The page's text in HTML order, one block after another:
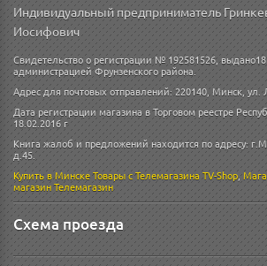
Индивидуальный предприниматель
Иосифович
Свидетельство о регистрации № 192581526,
администрацией Фрунзенского района.
Адрес для почтовых отправлений: 220140, Минск, ул.
Дата регистрации магазина в Торговом реестре
18.02.2016 г
Книга жалоб и предложений находится по адресу:
д.45.
Купить в МинскеТовары с Телемагазина TV-Shop,
магазинТелемагазин
Схема проезда